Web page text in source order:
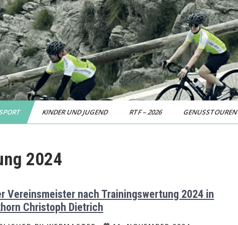
KINDER UND JUGEND RTF – 2026 GENUSSTOUREN
2024
Vereinsmeister nach Trainingswertung 2024 in
Christoph Dietrich